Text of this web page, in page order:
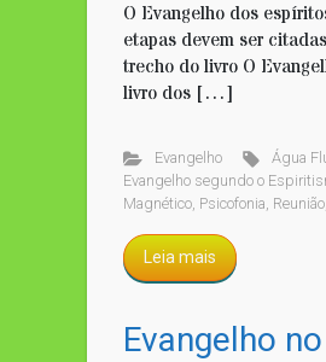
O Evangelho dos
etapas devem ser
trecho do livro O
livro dos […]
Evangelho Água
Evangelho segundo o
Magnético, Psicofonia, Reunião
Leia mais
Evangelho